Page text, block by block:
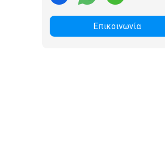
Επικοινωνία